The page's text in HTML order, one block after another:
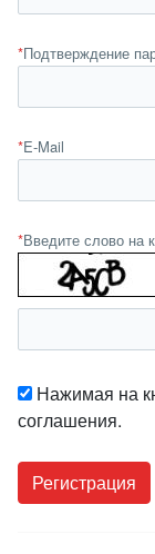
*Подтверждение
*E-Mail
*Введите слово на
Нажимая на
соглашения.